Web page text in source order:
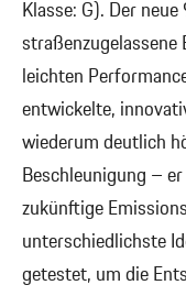
Klasse: G). Der
leichten
entwickelte,
wiederum deutlich
Beschleunigung –
zukünftige
unterschiedlichste
getestet, um die